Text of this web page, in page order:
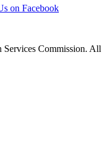
on Facebook
Commission. All